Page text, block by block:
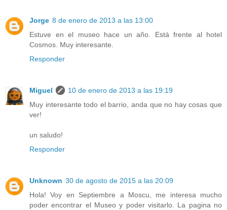
Jorge 8 de enero de 2013 a las 13:00
Estuve en el museo hace un año. Está frente al hotel
Cosmos. Muy interesante.
Responder
Miguel
10 de enero de 2013 a las 19:19
Muy interesante todo el barrio, anda que no hay cosas que
ver!
un saludo!
Responder
Unknown 30 de agosto de 2015 a las 20:09
Hola! Voy en Septiembre a Moscu, me interesa mucho
poder encontrar el Museo y poder visitarlo. La pagina no